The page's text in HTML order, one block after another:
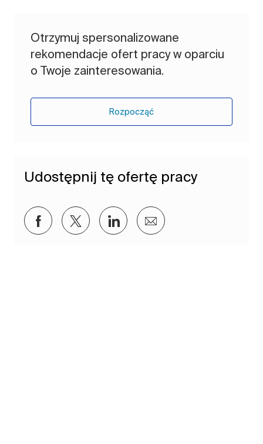
Otrzymuj spersonalizowane
rekomendacje ofert pracy w oparciu
o Twoje zainteresowania.
Rozpocząć
Udostępnij tę ofertę pracy
Udostępnij przez Facebook
Udostępnij przez twitter
Udostępnij przez LinkedIn
Udostępnij przez